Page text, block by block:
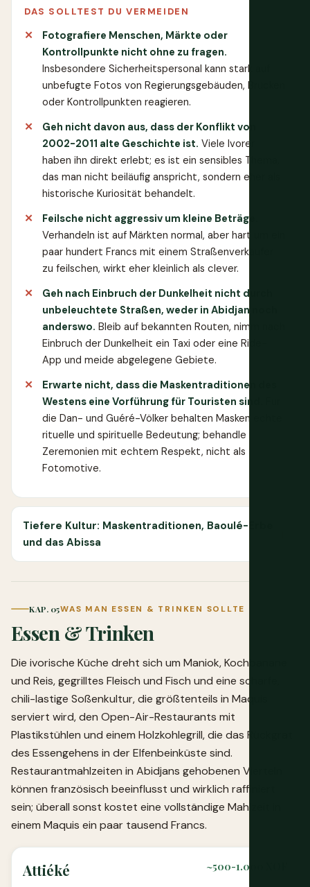
DAS SOLLTEST DU VERMEIDEN
Fotografiere Menschen, Märkte oder
Kontrollpunkte nicht ohne zu fragen.
Insbesondere Sicherheitspersonal kann stark auf
unbefugte Fotos von Regierungsgebäuden, Brücken
oder Kontrollpunkten reagieren.
Geh nicht davon aus, dass der Konflikt von
2002-2011 alte Geschichte ist. Viele Ivorer
haben ihn direkt erlebt; es ist ein sensibles Thema,
das man nicht beiläufig anspricht, sondern eher als
historische Kuriosität behandelt.
Feilsche nicht aggressiv um kleine Beträge.
Verhandeln ist auf Märkten normal, aber hart um ein
paar hundert Francs mit einem Straßenverkäufer
zu feilschen, wirkt eher kleinlich als clever.
Geh nach Einbruch der Dunkelheit nicht durch
unbeleuchtete Straßen, weder in Abidjan noch
anderswo. Bleib auf bekannten Routen, nimm nach
Einbruch der Dunkelheit ein Taxi oder eine Ride-
App und meide abgelegene Gebiete.
Erwarte nicht, dass die Maskentraditionen des
Westens eine Vorführung für Touristen sind.
die Dan- und Guéré-Völker behalten Masken echte
rituelle und spirituelle Bedeutung; behandle
Zeremonien mit echtem Respekt, nicht als
Fotomotive.
Tiefere Kultur: Maskentraditionen, Baoulé-Erbe
und das Abissa
KAP. 05WAS MAN ESSEN & TRINKEN SOLLTE
Essen & Trinken
Die ivorische Küche dreht sich um Maniok, Kochbanane
und Reis, gegrilltes Fleisch und Fisch und eine scharfe,
chili-lastige Soßenkultur, die größtenteils in Maquis
serviert wird, den Open-Air-Restaurants mit
Plastikstühlen und einem Holzkohlegrill, die das Rückgrat
des Essengehens in der Elfenbeinküste sind.
Restaurantmahlzeiten in Abidjans gehobenen Vierteln
können französisch beeinflusst und wirklich raffiniert
sein; überall sonst kostet eine vollständige Mahlzeit in
einem Maquis ein paar tausend Francs.
Attiéké ~500-1.000 XOF